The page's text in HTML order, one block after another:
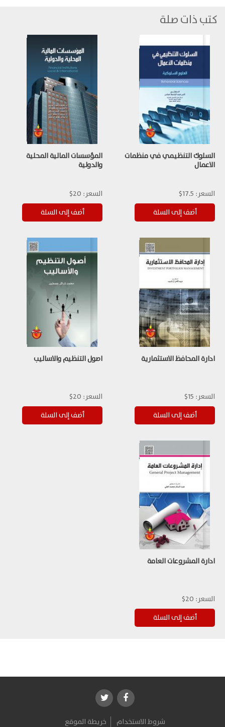
كتب ذات صلة
السلوك التنظيمي في منظمات
الاعمال
السعر: 17.5$
المؤسسات المالية المحلية
والدولية
السعر: 20$
ادارة المحافظ الاستثمارية
السعر: 15$
اصول التنظيم والاساليب
السعر: 20$
ادارة المشروعات العامة
السعر: 20$
شروط الاستخدام خريطة الموقع